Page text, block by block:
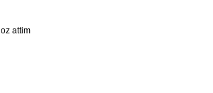
attim